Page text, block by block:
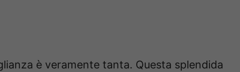
è veramente tanta. Questa splendida